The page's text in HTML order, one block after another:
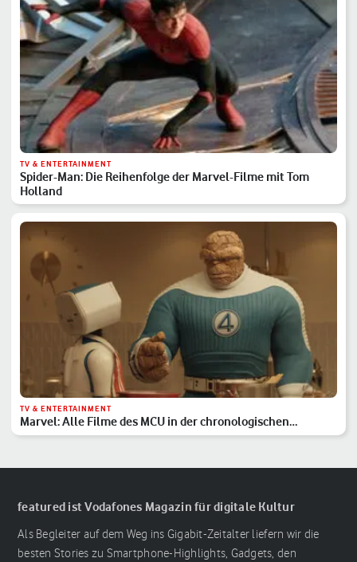
TV & ENTERTAINMENT
Spider-Man: Die Reihenfolge der Marvel-Filme mit Tom
Holland
TV & ENTERTAINMENT
Marvel: Alle Filme des MCU in der chronologischen
Reihenfolge
featured ist Vodafones Magazin für digitale Kultur
Als Begleiter auf dem Weg ins Gigabit-Zeitalter liefern wir die
besten Stories zu Smartphone-Highlights, Gadgets, den